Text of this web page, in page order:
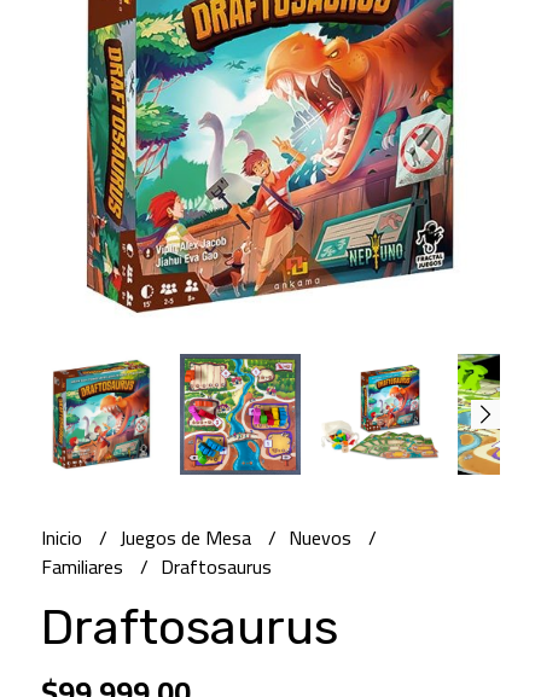
Inicio Juegos de Mesa
Nuevos
Familiares
Draftosaurus
Draftosaurus